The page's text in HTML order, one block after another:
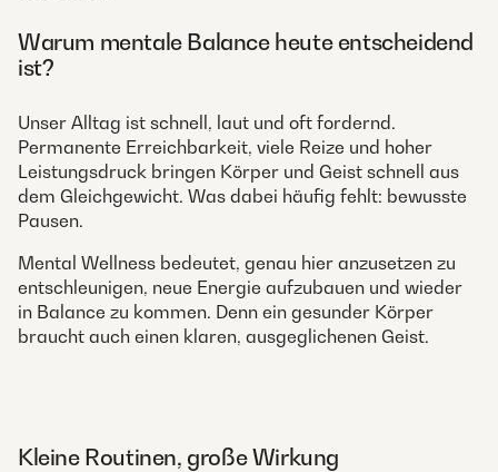
Warum mentale Balance heute entscheidend
ist?
Unser Alltag ist schnell, laut und oft fordernd.
Permanente Erreichbarkeit, viele Reize und hoher
Leistungsdruck bringen Körper und Geist schnell aus
dem Gleichgewicht. Was dabei häufig fehlt: bewusste
Pausen.
Mental Wellness bedeutet, genau hier anzusetzen zu
entschleunigen, neue Energie aufzubauen und wieder
in Balance zu kommen. Denn ein gesunder Körper
braucht auch einen klaren, ausgeglichenen Geist.
Kleine Routinen, große Wirkung